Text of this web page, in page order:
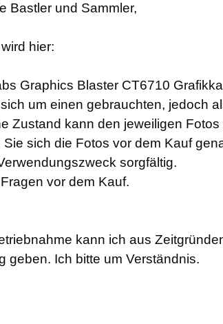
Bastler und Sammler,
hier:
Graphics Blaster CT6710
um einen gebrauchten, jedoch
Zustand kann den jeweiligen
Sie sich die Fotos vor dem Kauf
sorgfältig.
vor dem Kauf.
kann ich aus
geben. Ich bitte um Verständnis.